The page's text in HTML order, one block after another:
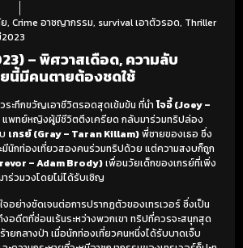
, Crime อาชญากรรม, survival เอาตัวรอด, Thriller
– พิศวาสเดือด, ความลับ
นี้มีคนตายต้องชดใช้
ระทึกขวัญเอาชีวิตรอดสุดเข้มข้น ที่นำ โจอี้ (Joey –
แพทย์หญิงผู้มีชีวิตตึงเครียด กลับมาร่วมทริปล่อง
เกรย์ (Gray – Taran Killam)พี่ชายของเธอ ซึ่ง
มีนักท่องเที่ยวสองคนร่วมทริปด้วย แต่ความสงบก็ถูก
– Adam Brody)เพื่อนวัยเด็กของเกรย์ที่เพิ่ง
ร่วมวงโดยไม่ได้รับเชิญ
อย่างชัดเจนต่อการปรากฏตัวของเทรเวอร์ ซึ่งเป็น
ตที่ซ่อนเร้นระหว่างพวกเขา ทริปที่ควรจะสนุกสุด
ยกลางป่า เมื่อนักท่องเที่ยวคนหนึ่งได้รับบาดเจ็บ